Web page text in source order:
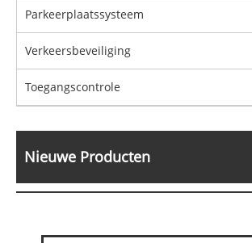
Parkeerplaatssysteem
Verkeersbeveiliging
Toegangscontrole
Nieuwe Producten